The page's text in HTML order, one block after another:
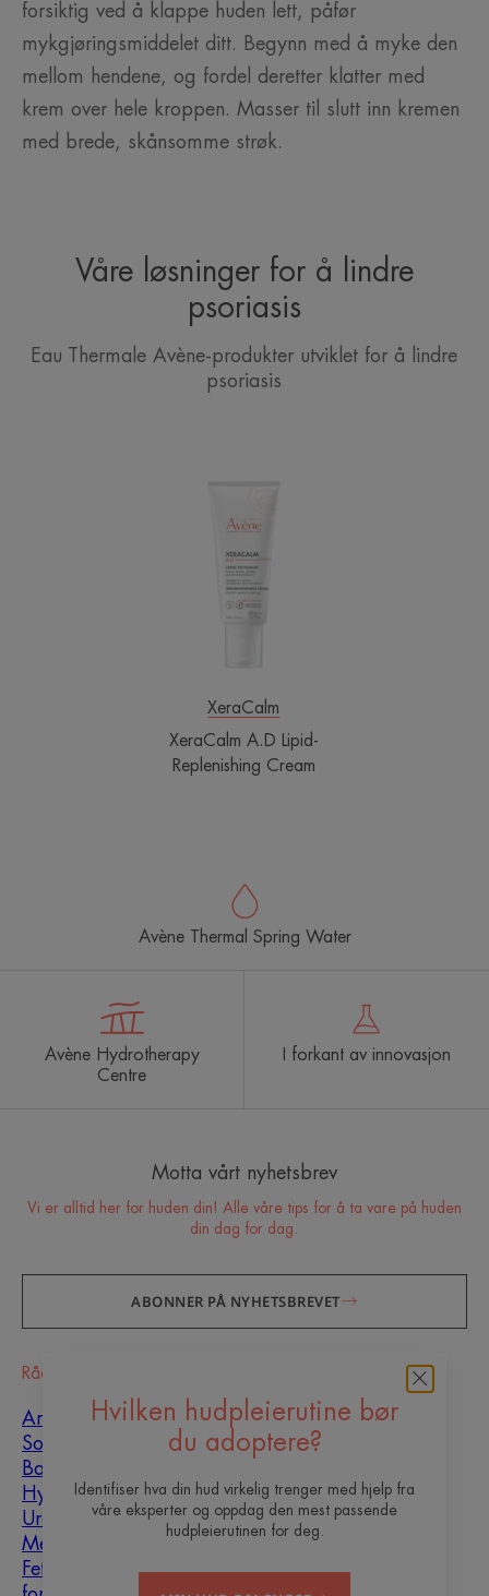
forsiktig ved å klappe huden lett, påfør
mykgjøringsmiddelet ditt. Begynn med å myke den
mellom hendene, og fordel deretter klatter med
krem over hele kroppen. Masser til slutt inn kremen
med brede, skånsomme strøk.
Våre løsninger for å lindre
psoriasis
Eau Thermale Avène-produkter utviklet for å lindre
psoriasis
Lipid-
Replenishing
Cream
XeraCalm
XeraCalm A.D Lipid-
Replenishing Cream
Hvilken hudpleierutine bør
du adoptere?
Identifiser hva din hud virkelig trenger med hjelp fra
våre eksperter og oppdag den mest passende
hudpleierutinen for deg.
Avène Thermal Spring Water
Avène Hydrotherapy
Centre
I forkant av innovasjon
Motta vårt nyhetsbrev
Vi er alltid her for huden din! Alle våre tips for å ta vare på huden
din dag for dag.
ABONNER PÅ NYHETSBREVET
Råd
Arrheling
Sol
Baby
Hyperkeratose
Urenheter
Menn
Fet hud som er utsatt